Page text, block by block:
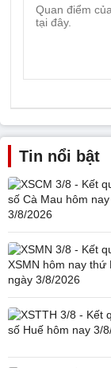
Tin nổi bật